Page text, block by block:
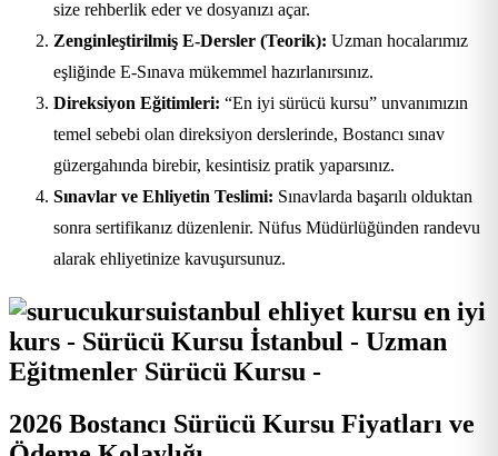
size rehberlik eder ve dosyanızı açar.
Zenginleştirilmiş E-Dersler (Teorik): Uzman hocalarımız
eşliğinde E-Sınava mükemmel hazırlanırsınız.
Direksiyon Eğitimleri: “En iyi sürücü kursu” unvanımızın
temel sebebi olan direksiyon derslerinde, Bostancı sınav
güzergahında birebir, kesintisiz pratik yaparsınız.
Sınavlar ve Ehliyetin Teslimi: Sınavlarda başarılı olduktan
sonra sertifikanız düzenlenir. Nüfus Müdürlüğünden randevu
alarak ehliyetinize kavuşursunuz.
2026 Bostancı Sürücü Kursu Fiyatları ve